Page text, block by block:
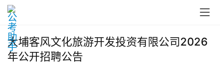
大埔客风文化旅游开发投资有限公司2026
年公开招聘公告